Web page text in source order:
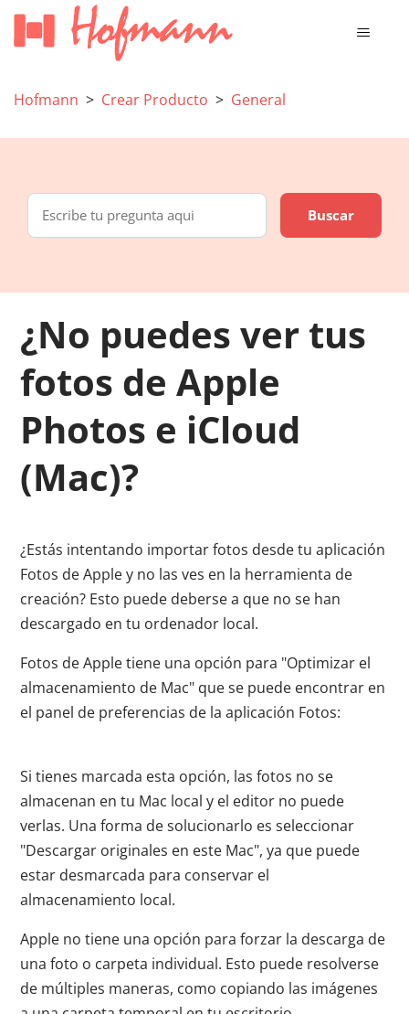
Hofmann Crear Producto General
¿No puedes ver tus
fotos de Apple
Photos e iCloud
(Mac)?
¿Estás intentando importar fotos desde tu aplicación
Fotos de Apple y no las ves en la herramienta de
creación? Esto puede deberse a que no se han
descargado en tu ordenador local.
Fotos de Apple tiene una opción para "Optimizar el
almacenamiento de Mac" que se puede encontrar en
el panel de preferencias de la aplicación Fotos:
Si tienes marcada esta opción, las fotos no se
almacenan en tu Mac local y el editor no puede
verlas. Una forma de solucionarlo es seleccionar
"Descargar originales en este Mac", ya que puede
estar desmarcada para conservar el
almacenamiento local.
Apple no tiene una opción para forzar la descarga de
una foto o carpeta individual. Esto puede resolverse
de múltiples maneras, como copiando las imágenes